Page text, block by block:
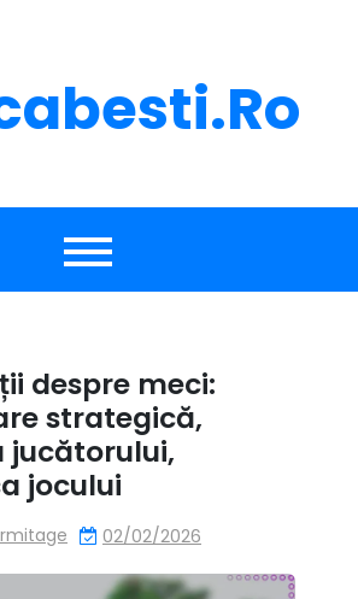
despre meci:
strategică,
jucătorului,
jocului
02/02/2026